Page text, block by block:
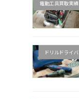
電動工具買取実績
ドリルドライバ